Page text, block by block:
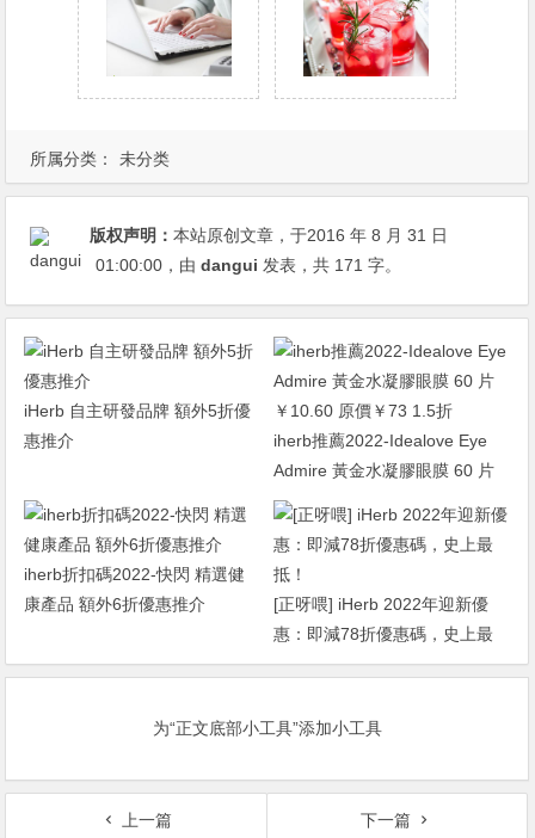
所属分类： 未分类
版权声明：本站原创文章，于2016 年 8 月 31 日
01:00:00 ，由dangui 发表，共 171 字。
iHerb 自主研發品牌 額外5折優
惠推介
iherb推薦2022-Idealove Eye
Admire 黃金水凝膠眼膜 60 片
￥10.60 原價￥73 1.5折
iherb折扣碼2022-快閃 精選健
康產品 額外6折優惠推介
[正呀喂] iHerb 2022年迎新優
惠：即減78折優惠碼，史上最
抵！
为“正文底部小工具”添加小工具
上一篇
下一篇